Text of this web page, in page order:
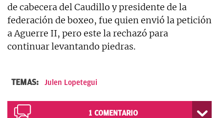
de cabecera del Caudillo y presidente de la
federación de boxeo, fue quien envió la petición
a Aguerre II, pero este la rechazó para
continuar levantando piedras.
TEMAS: Julen Lopetegui
1 COMENTARIO